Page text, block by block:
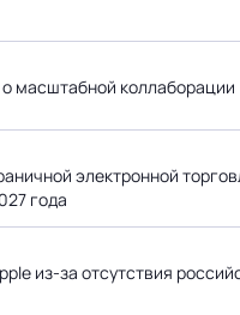
масштабной коллаборации
электронной
года
из-за отсутствия